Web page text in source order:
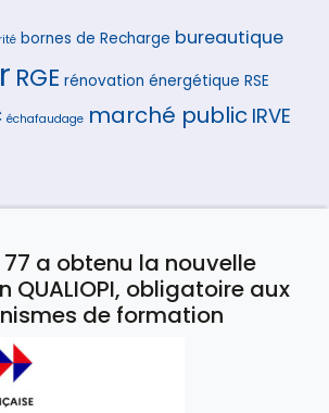
bornes de Recharge bureautique
RGE rénovation énergétique RSE
échafaudage marché public IRVE
77 a obtenu la nouvelle
QUALIOPI, obligatoire aux
de formation